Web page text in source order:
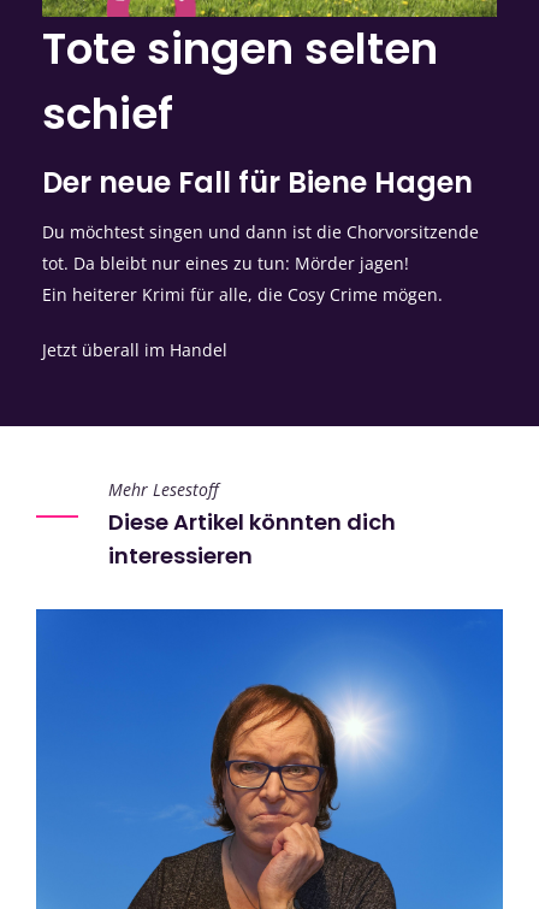
Tote singen selten
schief
Der neue Fall für Biene Hagen
Du möchtest singen und dann ist die Chorvorsitzende
tot. Da bleibt nur eines zu tun: Mörder jagen!
Ein heiterer Krimi für alle, die Cosy Crime mögen.
Jetzt überall im Handel
Mehr Lesestoff
Diese Artikel könnten dich
interessieren